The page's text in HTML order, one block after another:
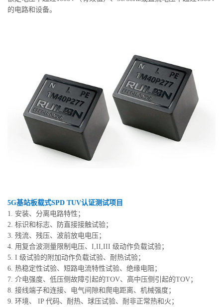
的电路和设备。
5G基站板载式SPD TUV认证测试项目
1. 安装、分离电路特性；
2. 标识和标志、防直接接触试验；
3. 残流、残压、波前放电电压；
4. 用复合波测量限制电压、I,II,III 级动作负载试验；
5. I 级试验的附加动作负载试验、耐热试验；
6. 热稳定性试验、短路电流特性试验、绝缘电阻；
7. 介电强度、低压侧故障引起的TOV、高中压侧引起的TOV；
8. 接线端子和连接、电气间隙和爬电距离、机械强度；
9. 环境、 IP 代码、耐热、球压试验、耐非正常热和火；